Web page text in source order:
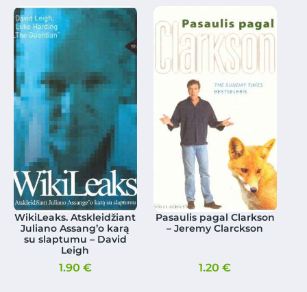
WikiLeaks. Atskleidžiant
Juliano Assang’o karą
su slaptumu – David
Leigh
1.90 €
Pasaulis pagal Clarkson
– Jeremy Clarckson
1.20€